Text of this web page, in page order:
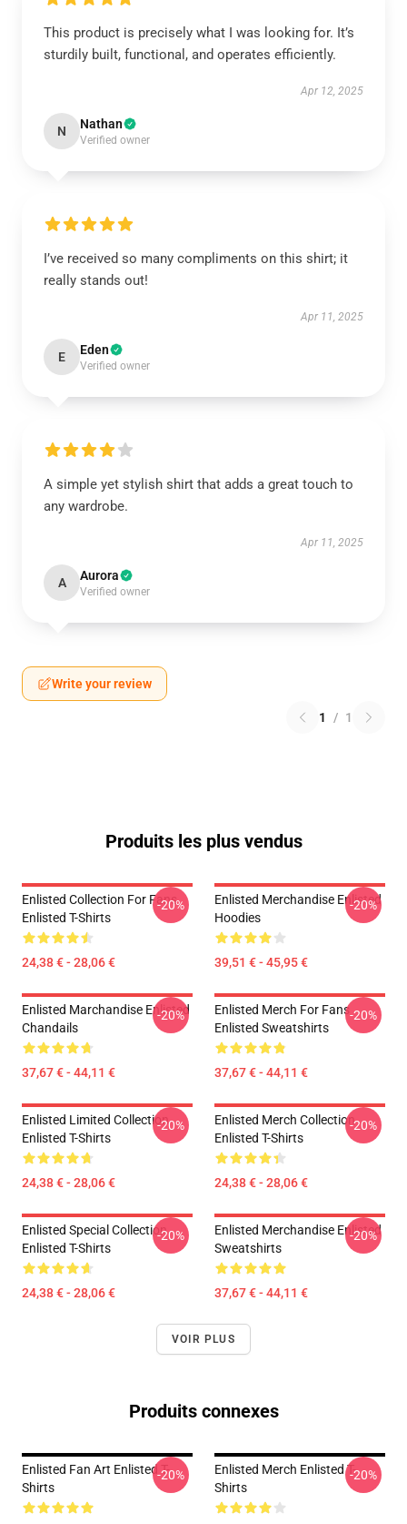
This product is precisely what I was looking for. It’s
sturdily built, functional, and operates efficiently.
Apr 12, 2025
N Nathan
Verified owner
I’ve received so many compliments on this shirt; it
really stands out!
Apr 11, 2025
E Eden
Verified owner
A simple yet stylish shirt that adds a great touch to
any wardrobe.
Apr 11, 2025
A Aurora
Verified owner
Write your review
1 / 1
Produits les plus vendus
Enlisted Collection For Fans
Enlisted T-Shirts
24,38 € - 28,06 €
-20%
Enlisted Merchandise Enlisted
Hoodies
39,51 € - 45,95 €
-20%
Enlisted Marchandise Enlisted
Chandails
37,67 € - 44,11 €
-20%
Enlisted Merch For Fans
Enlisted Sweatshirts
37,67 € - 44,11 €
-20%
Enlisted Limited Collection
Enlisted T-Shirts
24,38 € - 28,06 €
-20%
Enlisted Merch Collection
Enlisted T-Shirts
24,38 € - 28,06 €
-20%
Enlisted Special Collection
Enlisted T-Shirts
24,38 € - 28,06 €
-20%
Enlisted Merchandise Enlisted
Sweatshirts
37,67 € - 44,11 €
-20%
VOIR PLUS
Produits connexes
Enlisted Fan Art Enlisted T-
Shirts
-20%
Enlisted Merch Enlisted T-
Shirts
-20%